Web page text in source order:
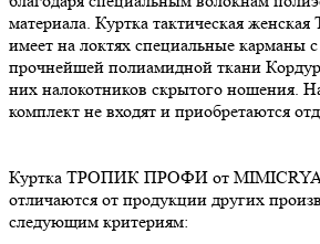
материала. Куртка тактическая
имеет на локтях специальные карманы
прочнейшей полиамидной ткани
них налокотников скрытого ношения.
комплект не входят и приобретаются
Куртка ТРОПИК ПРОФИ от
отличаются от продукции других
следующим критериям: